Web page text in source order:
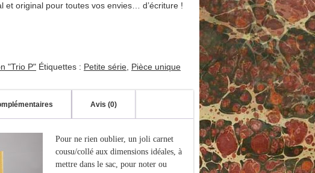
et original pour toutes vos envies… d’écriture !
"Trio P" Étiquettes : Petite série Pièce unique
Avis (0)
Pour ne rien oublier, un joli carnet
cousu/collé aux dimensions idéales, à
mettre dans le sac, pour noter ou